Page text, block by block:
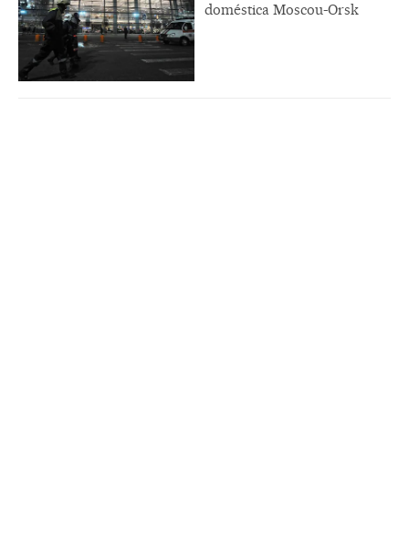
doméstica Moscou-Orsk